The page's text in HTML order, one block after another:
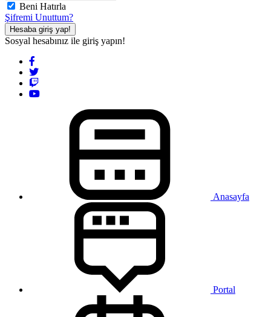
Beni Hatırla
Şifremi Unuttum?
Hesaba giriş yap!
Sosyal hesabınız ile giriş yapın!
Anasayfa
Portal